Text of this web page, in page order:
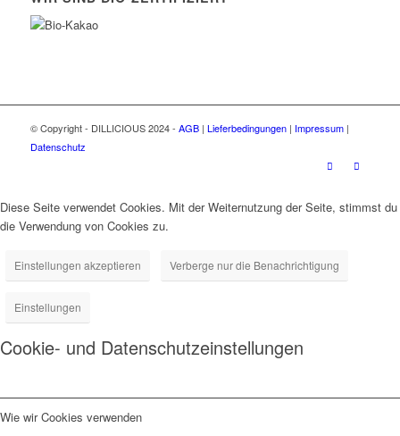
© Copyright - DILLICIOUS 2024 - AGB| Lieferbedingungen| Impressum|
Datenschutz
Diese Seite verwendet Cookies. Mit der Weiternutzung der Seite, stimmst du
die Verwendung von Cookies zu.
Einstellungen akzeptieren Verberge nur die Benachrichtigung
Einstellungen
Cookie- und Datenschutzeinstellungen
Wie wir Cookies verwenden